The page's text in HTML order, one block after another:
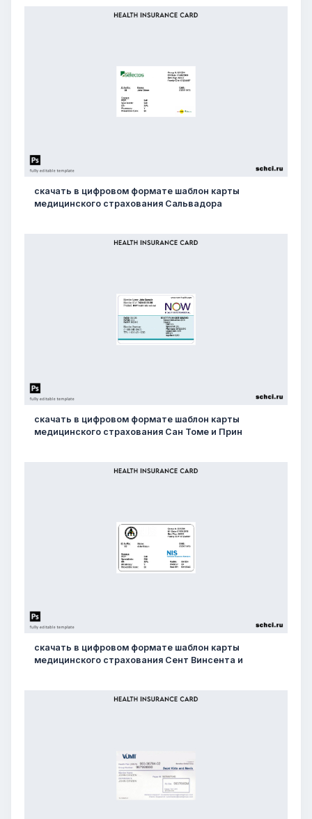
скачать в цифровом формате шаблон карты
медицинского страхования Сальвадора
скачать в цифровом формате шаблон карты
медицинского страхования Сан Томе и Прин
скачать в цифровом формате шаблон карты
медицинского страхования Сент Винсента и